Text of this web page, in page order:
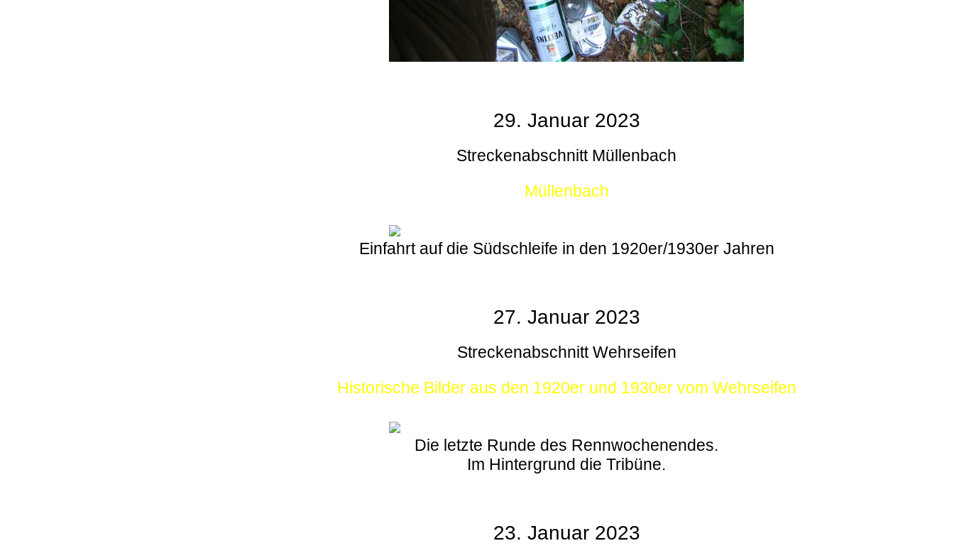
29. Januar 2023
Streckenabschnitt Müllenbach
Müllenbach
Einfahrt auf die Südschleife in den 1920er/1930er Jahren
27. Januar 2023
Streckenabschnitt Wehrseifen
Historische Bilder aus den 1920er und 1930er vom Wehrseifen
Die letzte Runde des Rennwochenendes.
Im Hintergrund die Tribüne.
23. Januar 2023